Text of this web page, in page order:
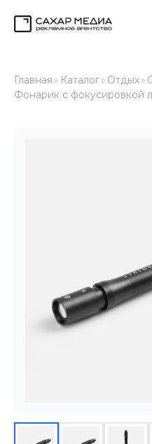
Главная » Каталог» Отдых»
Фонарик с фокусировкой